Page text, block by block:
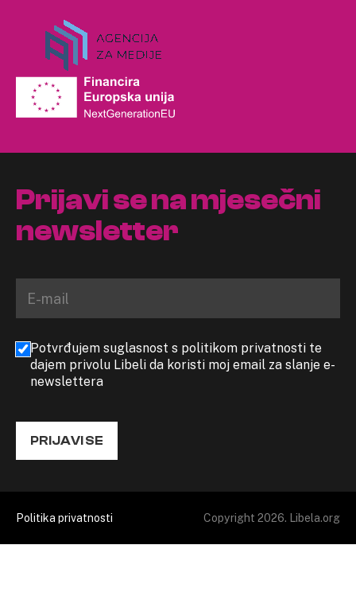
Prijavi se na mjesečni
newsletter
Potvrđujem suglasnost s politikom privatnosti te
dajem privolu Libeli da koristi moj email za slanje e-
newslettera
PRIJAVI SE
Politika privatnosti Copyright 2026. Libela.org